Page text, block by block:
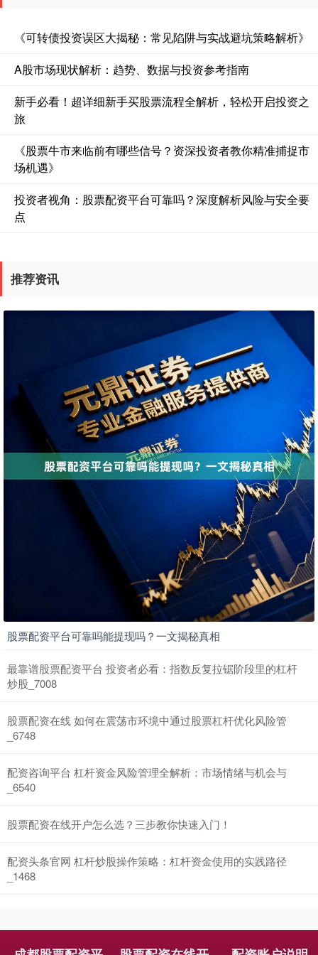
《可转债投资误区大揭秘：常见陷阱与实战避坑策略解析》
A股市场现状解析：趋势、数据与投资参考指南
新手必看！超详细新手买股票流程全解析，轻松开启投资之
旅
《股票牛市来临前有哪些信号？资深投资者教你精准捕捉市
场机遇》
投资者视角：股票配资平台可靠吗？深度解析风险与安全要
点
推荐资讯
股票配资平台可靠吗能提现吗？一文揭秘真相
最靠谱股票配资平台 投资者必看：指数反复拉锯阶段里的杠杆
炒股_7008
股票配资在线 如何在震荡市环境中通过股票杠杆优化风险管
_6748
配资咨询平台 杠杆资金风险管理全解析：市场情绪与机会与
_6540
股票配资在线开户怎么选？三步教你快速入门！
配资头条官网 杠杆炒股操作策略：杠杆资金使用的实践路径
_1468